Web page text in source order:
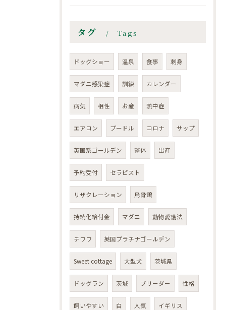
タグ Tags
ドッグショー 温泉 食事 刺身
マダニ感染症 訓練 カレンダー
病気 相性 お産 熱中症
エアコン プードル コロナ サップ
英国系ゴールデン 整体 出産
予約受付 セラピスト
リザクレーション 烏骨鶏
持続化給付金 マダニ 動物愛護法
チワワ 英国プラチナゴールデン
Sweet cottage 大型犬 茨城県
ドッグラン 茨城 ブリーダー 性格
飼いやすい 白 人気 イギリス